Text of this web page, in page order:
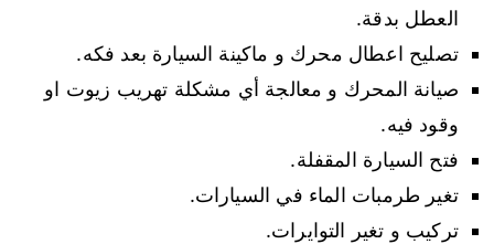
العطل بدقة.
تصليح اعطال محرك و ماكينة السيارة بعد فكه.
صيانة المحرك و معالجة أي مشكلة تهريب زيوت او
وقود فيه.
فتح السيارة المقفلة.
تغير طرمبات الماء في السيارات.
تركيب و تغير التوايرات.